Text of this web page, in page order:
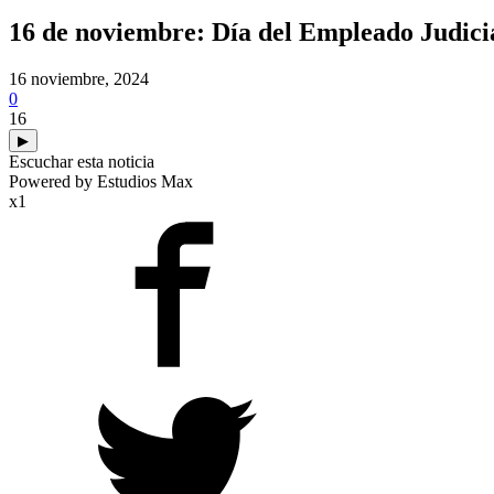
16 de noviembre: Día del Empleado
16 noviembre, 2024
0
16
▶
Escuchar esta noticia
Powered by Estudios Max
x1